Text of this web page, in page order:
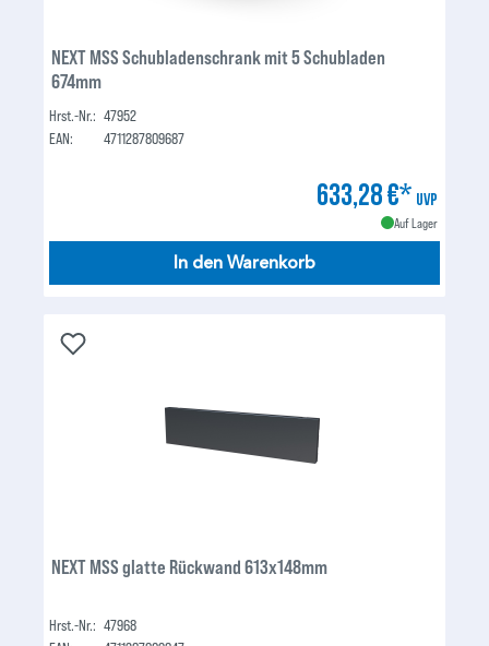
NEXT MSS Schubladenschrank mit 5 Schubladen
674mm
Hrst.-Nr.: 47952
EAN:
4711287809687
633,28 €* UVP
Auf Lager
In den Warenkorb
NEXT MSS glatte Rückwand 613x148mm
Hrst.-Nr.: 47968